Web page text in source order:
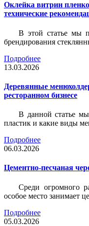
Оклейка витрин
технические
В этой статье мы
брендирования
Подробнее
13.03.2026
Деревянные
ресторанном бизнесе
В данной статье
пластик и какие виды
Подробнее
06.03.2026
Цементно-песчаная
Среди огромного
особое место занимает
Подробнее
05.03.2026